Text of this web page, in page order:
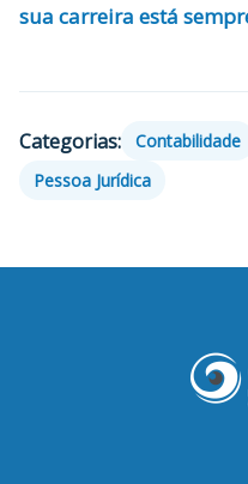
sua carreira está
Categorias: Contabilidade
Pessoa Jurídica